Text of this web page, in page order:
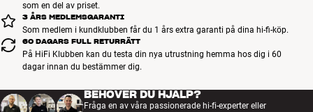
som en del av priset.
3 ÅRS MEDLEMSGARANTI
Som medlem i kundklubben får du 1 års extra garanti på dina hi-fi-köp.
60 DAGARS FULL RETURRÄTT
På HiFi Klubben kan du testa din nya utrustning hemma hos dig i 60
dagar innan du bestämmer dig.
BEHÖVER DU HJÄLP?
Fråga en av våra passionerade hi-fi-experter eller